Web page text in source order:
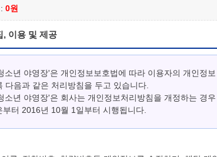
0원
, 이용 및 제공
소년 야영장'은 개인정보보호법에 따라 이용자의 개인정
다음과 같은 처리방침을 두고 있습니다.
소년 야영장'은 회사는 개인정보처리방침을 개정하는 경
부터 2016년 10월 1일부터 시행됩니다.